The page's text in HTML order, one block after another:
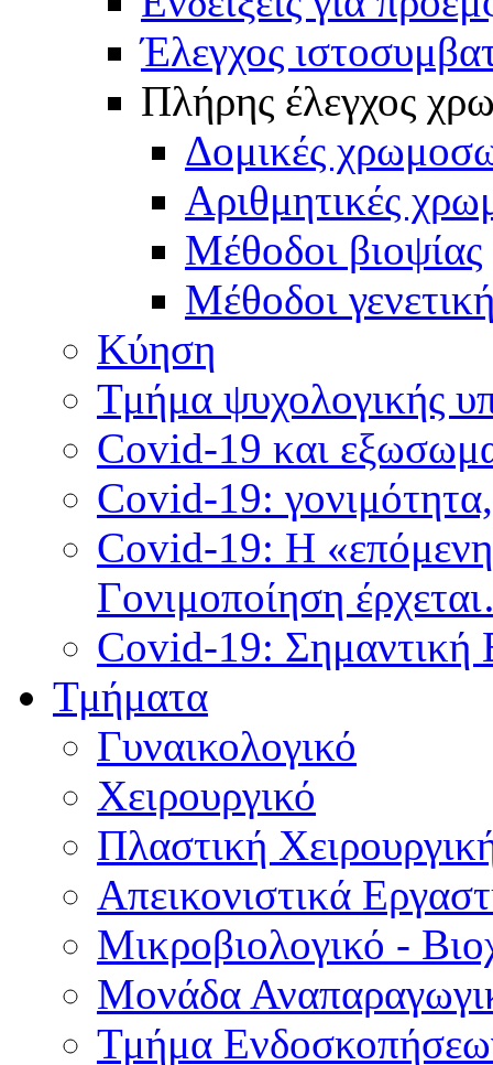
Έλεγχος
Πλήρης έλεγχος
Δομικές
Αριθμητικές
Μέθοδοι βιοψίας
Mέθοδοι
Κύηση
Τμήμα ψυχολογικής
Covid-19 και
Covid-19:
Covid-19: Η
Γονιμοποίηση
Covid-19: Σημαντική
Τμήματα
Γυναικολογικό
Χειρουργικό
Πλαστική
Απεικονιστικά
Μικροβιολογικό -
Μονάδα
Τμήμα